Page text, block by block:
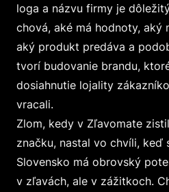
loga a názvu firmy je
chová, aké má hodnoty, aký
aký produkt predáva a
tvorí budovanie brandu,
dosiahnutie lojality
vracali.
Zlom, kedy v Zľavomate
značku, nastal vo chvíli, keď
Slovensko má obrovský
v zľavách, ale v zážitkoch.